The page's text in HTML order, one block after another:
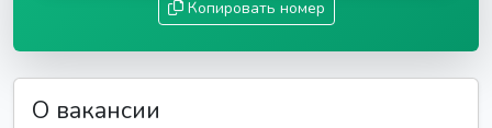
Копировать номер
О вакансии